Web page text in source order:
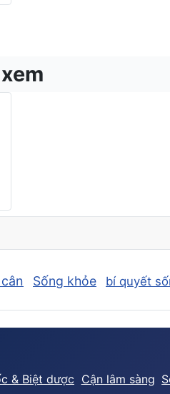
Sống khỏe bí quyết
& Biệt dược Cận lâm sàng